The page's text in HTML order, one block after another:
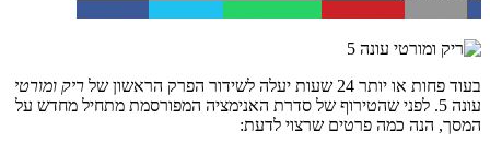
בעוד פחות או יותר 24 שעות יעלה לשידור הפרק הראשון של
ריק ומורטי
עונה 5. לפני שהטירוף של סדרת האנימציה המפורסמת מתחיל מחדש על
המסך, הנה כמה פרטים שרצוי לדעת: